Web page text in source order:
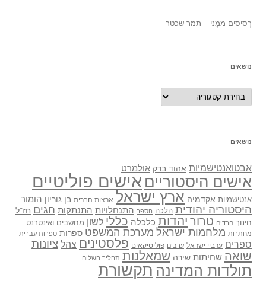
רְסִיסִים מִמֶנִי – תמר שכטר
נושאים
נושאים
נושאים
אבטואנטישמיות אהוד ברק אולמרט
אישים היסטוריים אישים פוליטיים
אנטישמיות אקדמיה ארץ ישראל ארצות הברית בן גוריון הומור
היסטוריה יהודית הלכה הספר התנחלויות התנתקות חגים חז"ל
חינוך חרדים טרור יהדות כלכלה כללי לשון מחשבים ואינטרנט
מחתרות מלחמות ישראל מערכת המשפט ספרות ספרות עברית
ספרים ערביי ישראל ערבים פוליטיקאים פלסטינים צהל ציונות
שואה שחיתות שירה שמאלנות תהליך השלום
תולדות המדינה תקשורת